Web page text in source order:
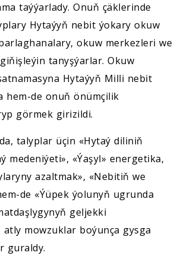
taýýarlady. Onuň çäklerinde
Hytaýyň nebit ýokary okuw
okuw merkezleri we
tanyşýarlar. Okuw
Hytaýyň Milli nebit
hem-de onuň önümçilik
görmek girizildi.
talyplar üçin «Hytaý diliniň
medeniýeti», «Ýaşyl» energetika,
azaltmak», «Nebitiň we
de «Ýüpek ýolunyň ugrunda
geljekki
mowzuklar boýunça gysga
guraldy.